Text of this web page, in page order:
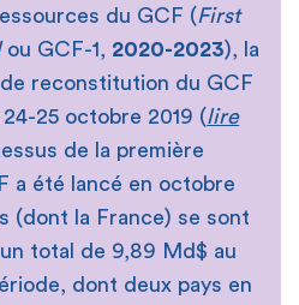
du GCF (First
ou GCF-1, 2020-2023), la
reconstitution du GCF
24-25 octobre 2019 (lire
de la première
a été lancé en octobre
(dont la France) se sont
total de 9,89 Md$ au
dont deux pays en